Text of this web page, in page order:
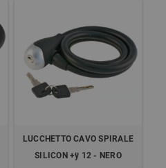
LUCCHETTO CAVO SPIRALE
SILICON +ÿ 12 - NERO